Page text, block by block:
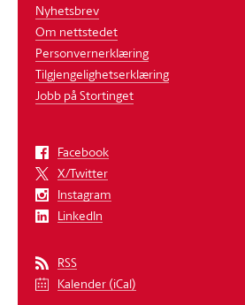
Nyhetsbrev
Om nettstedet
Personvernerklæring
Tilgjengelighetserklæring
Jobb på Stortinget
Facebook
X/Twitter
Instagram
LinkedIn
RSS
Kalender (iCal)